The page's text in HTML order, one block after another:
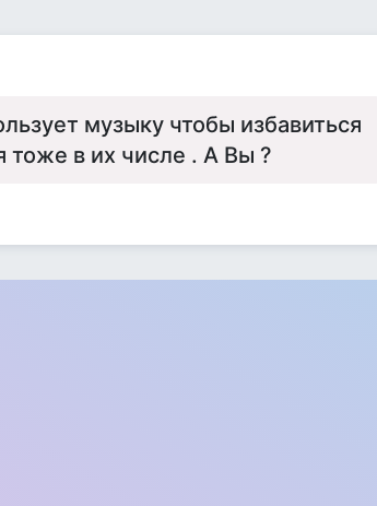
музыку чтобы избавиться
тоже в их числе . А Вы ?